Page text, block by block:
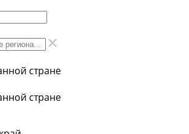
стране
стране